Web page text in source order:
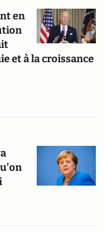
en
et à la croissance